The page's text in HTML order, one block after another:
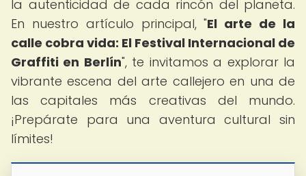
la autenticidad de cada rincón del planeta.
En nuestro artículo principal, "El arte de la
calle cobra vida: El Festival Internacional de
Graffiti en Berlín", te invitamos a explorar la
vibrante escena del arte callejero en una de
las capitales más creativas del mundo.
¡Prepárate para una aventura cultural sin
límites!